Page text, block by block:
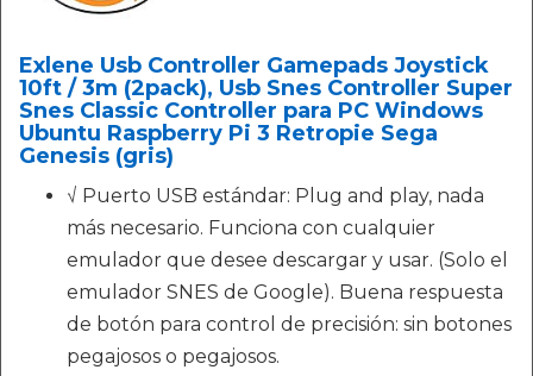
Exlene Usb Controller Gamepads Joystick
10ft / 3m (2pack), Usb Snes Controller Super
Snes Classic Controller para PC Windows
Ubuntu Raspberry Pi 3 Retropie Sega
Genesis (gris)
√ Puerto USB estándar: Plug and play, nada
más necesario. Funciona con cualquier
emulador que desee descargar y usar. (Solo el
emulador SNES de Google). Buena respuesta
de botón para control de precisión: sin botones
pegajosos o pegajosos.